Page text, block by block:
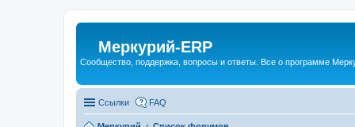
Меркурий-ERP
Сообщество, поддержка, вопросы и ответы. Все о программе
Ссылки FAQ